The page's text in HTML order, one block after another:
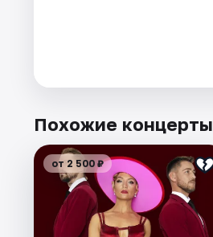
Похожие концерты
от 2 500 ₽